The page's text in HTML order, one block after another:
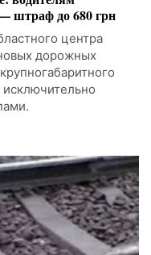
— штраф до 680 грн
центра
дорожных
исключительно